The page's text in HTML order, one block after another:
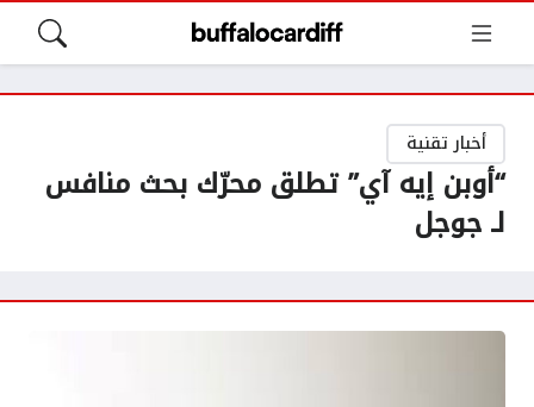
أخبار تقنية
“أوبن إيه آي” تطلق محرّك بحث منافس
لـ جوجل